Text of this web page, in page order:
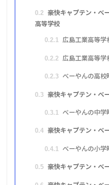
0.2 豪快キャプテン・べ
高等学校
0.2.1 広島工業高等学
0.2.2 広島工業高等学
0.2.3 べーやんの高校
0.3 豪快キャプテン・べ
0.3.1 べーやんの中学
0.4 豪快キャプテン・べ
0.4.1 べーやんの小学
0.5 豪快キャプテン・べ